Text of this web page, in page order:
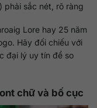
phải sắc nét, rõ ràng
Lore hay 25 năm
Hãy đối chiếu với
đại lý uy tín để so
chữ và bố cục